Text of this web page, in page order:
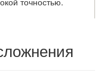
в два раза